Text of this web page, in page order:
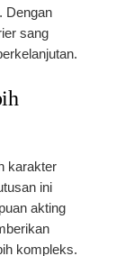
Dengan
sang
karakter
ini
akting
kompleks.